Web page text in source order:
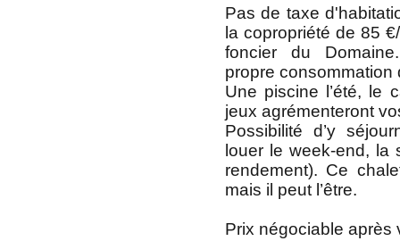
Pas de taxe
la copropriété de 85
foncier du
propre consommation
Une piscine l’été, le
jeux agrémenteront
Possibilité d’y
louer le week-end, la
rendement). Ce
mais il peut l’être.
Prix négociable après